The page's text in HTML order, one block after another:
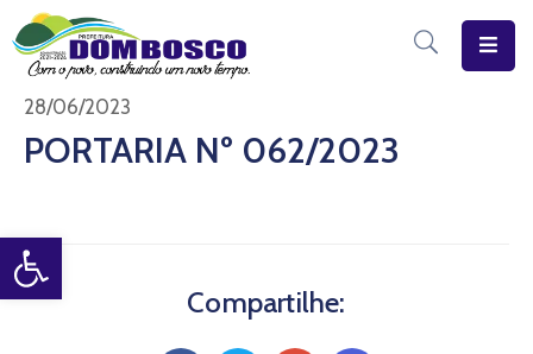
Open toolbar
Início
O
Estrutura
Diário
28/06/2023
PORTARIA Nº 062/2023
Compartilhe: